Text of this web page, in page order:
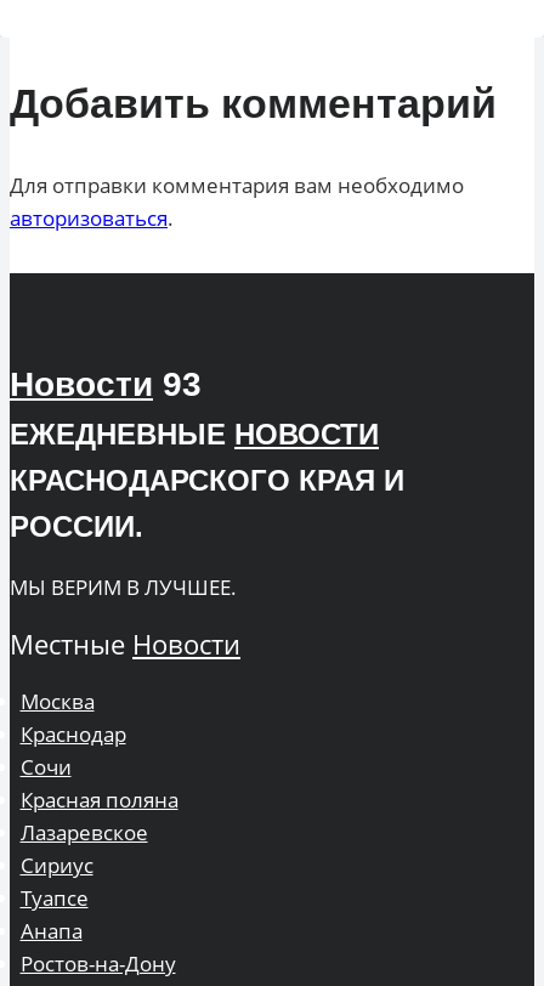
Добавить комментарий
Для отправки комментария вам необходимо
авторизоваться.
Новости 93
ЕЖЕДНЕВНЫЕ НОВОСТИ
КРАСНОДАРСКОГО КРАЯ И
РОССИИ.
МЫ ВЕРИМ В ЛУЧШЕЕ.
Местные Новости
Москва
Краснодар
Сочи
Красная поляна
Лазаревское
Сириус
Туапсе
Анапа
Ростов-на-Дону